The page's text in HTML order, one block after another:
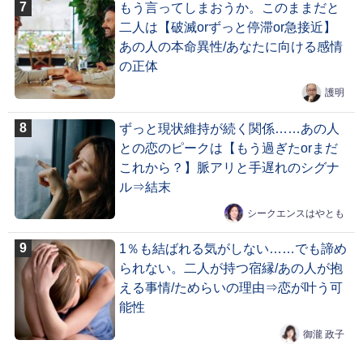
もう言ってしまおうか。このままだと
二人は【破滅orずっと停滞or急接近】
あの人の本命異性/あなたに向ける感情
の正体
護明
ずっと現状維持が続く関係……あの人
との恋のピークは【もう過ぎたorまだ
これから？】脈アリと手遅れのシグナ
ル⇒結末
シークエンスはやとも
1％も結ばれる気がしない……でも諦め
られない。二人が持つ宿縁/あの人が抱
える事情/ためらいの理由⇒恋が叶う可
能性
御瀧 政子